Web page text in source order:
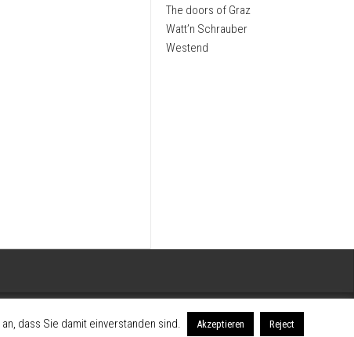
The doors of Graz
Watt’n Schrauber
Westend
dass Sie damit einverstanden sind. Akzeptieren Reject